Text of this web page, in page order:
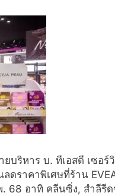
บริหาร บ. ทีเอสดี เซอ
ดราคาพิเศษที่ร้าน
68 อาทิ คลีนซิ่ง, สำลีรี